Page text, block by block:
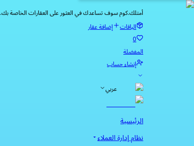
أمتلك.كوم سوف تساعدك في العثور على العقارات الخاصة بك.
الباقات إضافة عقار
0
المفضلة
إنشاء حساب
عربي
الرئيسية
نظام إدارة العملاء